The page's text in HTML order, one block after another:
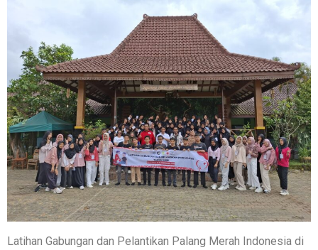
Latihan Gabungan dan Pelantikan Palang Merah Indonesia di